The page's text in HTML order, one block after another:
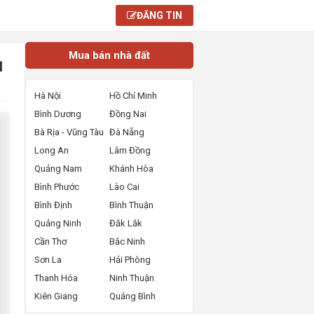
ĐĂNG TIN
Mua bán nhà đất
Hà Nội
Hồ Chí Minh
Bình Dương
Đồng Nai
Bà Rịa - Vũng Tàu Đà Nẵng
Long An
Lâm Đồng
Quảng Nam
Khánh Hòa
Bình Phước
Lào Cai
Bình Định
Bình Thuận
Quảng Ninh
Đắk Lắk
Cần Thơ
Bắc Ninh
Sơn La
Hải Phòng
Thanh Hóa
Ninh Thuận
Kiên Giang
Quảng Bình